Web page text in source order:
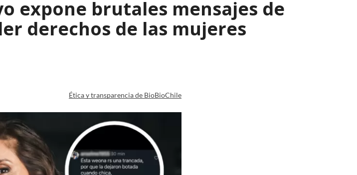
expone brutales mensajes de
derechos de las mujeres
Ética y transparencia de BioBioChile